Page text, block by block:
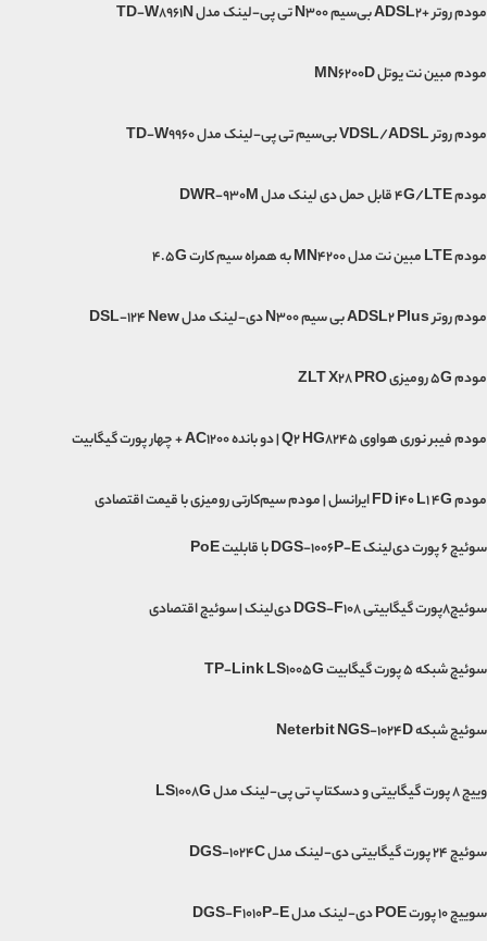
مودم روتر +ADSL2 بی‌سیم N300 تی پی-لینک مدل TD-W8961N
مودم مبین نت یوتل MN6200D
مودم روتر VDSL/ADSL بی‌سیم تی پی-لینک مدل TD-W9960
مودم 4G/LTE قابل حمل دی لینک مدل DWR-930M
مودم LTE مبین نت مدل MN4200 به همراه سیم کارت 4.5G
مودم روتر ADSL2 Plus بی سیم N300 دی-لینک مدل DSL-124 New
مودم 5G رومیزی ZLT X28 PRO
مودم فیبر نوری هواوی Q2 HG8245 | دو بانده AC1200 + چهار پورت گیگابیت
مودم FD i40 L1 4G ایرانسل | مودم سیم‌کارتی رومیزی با قیمت اقتصادی
سوئیچ ۶ پورت دی‌لینک DGS-1006P-E با قابلیت PoE
سوئیچ۸پورت گیگابیتی DGS-F108 دی‌لینک | سوئیچ اقتصادی
سوئیچ شبکه 5 پورت گیگابیت TP-Link LS1005G
سوئیچ شبکه Neterbit NGS-1024D
وییچ 8 پورت گیگابیتی و دسکتاپ تی پی-لینک مدل LS1008G
سوئیچ 24 پورت گیگابیتی دی-لینک مدل DGS-1024C
سوییچ 10 پورت POE دی-لینک مدل DGS-F1010P-E